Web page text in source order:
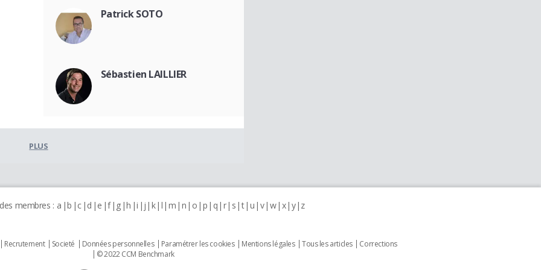
Patrick SOTO
Sébastien LAILLIER
PLUS
membres : a b c d e f g h i j k l m n o p q r s t u v w x y z
Recrutement Societé Données personnelles Paramétrer les cookies Mentions légales Tous les articles
Corrections
© 2022 CCM Benchmark